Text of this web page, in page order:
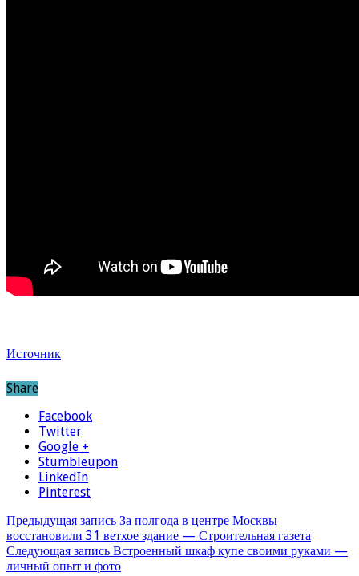
Источник
Share
Facebook
Twitter
Google +
Stumbleupon
LinkedIn
Pinterest
Предыдущая запись За полгода в центре Москвы
восстановили 31 ветхое здание — Строительная газета
Следующая запись Встроенный шкаф купе своими руками —
личный опыт и фото